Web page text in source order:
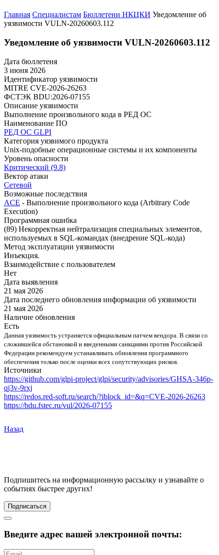
Главная Специалистам Бюллетени НКЦКИ Уведомление об
уязвимости VULN-20260603.112
Уведомление об уязвимости VULN-20260603.112
Дата бюллетеня
3 июня 2026
Идентификатор уязвимости
MITRE CVE-2026-26263
ФСТЭК BDU:2026-07155
Описание уязвимости
Выполнение произвольного кода в РЕД ОС
Наименование ПО
РЕД ОС GLPI
Категория уязвимого продукта
Unix-подобные операционные системы и их компоненты
Уровень опасности
Критический (9.8)
Вектор атаки
Сетевой
Возможные последствия
ACE - Выполнение произвольного кода (Arbitrary Code
Execution)
Программная ошибка
(89) Некорректная нейтрализация специальных элементов,
используемых в SQL-командах (внедрение SQL-кода)
Метод эксплуатации уязвимости
Инъекция.
Взаимодействие с пользователем
Нет
Дата выявления
21 мая 2026
Дата последнего обновления информации об уязвимости
21 мая 2026
Наличие обновления
Есть
Данная уязвимость устраняется официальным патчем вендора. В связи со
сложившейся обстановкой и введенными санкциями против Российской
Федерации рекомендуем устанавливать обновления программного
обеспечения только после оценки всех сопутствующих рисков.
Источники
https://github.com/glpi-project/glpi/security/advisories/GHSA-346p-
qj3v-9rxj
https://redos.red-soft.ru/search/?iblock_id=&q=CVE-2026-26263
https://bdu.fstec.ru/vul/2026-07155
Назад
Подпишитесь на информационную рассылку и узнавайте о
событиях быстрее других!
Подписаться
Введите адрес вашей электронной почты: